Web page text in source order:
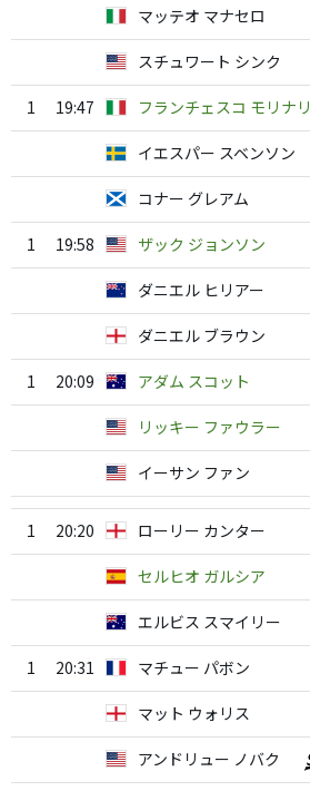
マッテオ マナセロ
スチュワート シンク
1 19:47 フランチェスコ モリナリ
イエスパー スベンソン
コナー グレアム
1 19:58 ザック ジョンソン
ダニエル ヒリアー
ダニエル ブラウン
1 20:09 アダム スコット
リッキー ファウラー
イーサン ファン
1 20:20 ローリー カンター
セルヒオ ガルシア
エルビス スマイリー
1 20:31 マチュー パボン
マット ウォリス
アンドリュー ノバク